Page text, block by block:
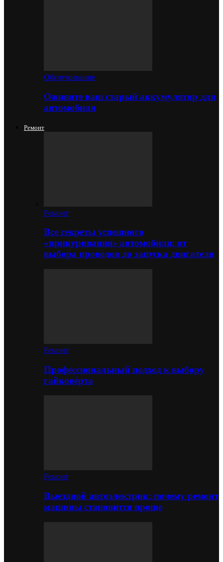
Обслуживание
Оживите ваш старый аккумулятор для
автомобиля
Ремонт
Ремонт
Все секреты успешного
«прикуривания» автомобиля: от
выбора проводов до запуска двигателя
Ремонт
Профессиональный подход к выбору
гайковёрта
Ремонт
Выездной автоэлектрик: почему ремонт
машины становится проще